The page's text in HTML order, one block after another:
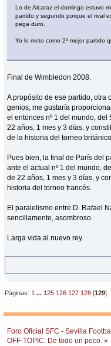
Lo de Alcaraz el domingo estuvo
partido y segundo porque el rival
pega duro.
Yo lo meto como 2º mejor partido
Final de Wimbledon 2008.
A propósito de ese partido, otra
genios, me gustaría
el entonces nº 1 del mundo, del
22 años, 1 mes y 3 días, y
de la historia del torneo
Pues bien, la final de París del
ante el actual nº 1 del mundo,
de 22 años, 1 mes y 3 días, y
historia del torneo francés.
El paralelismo entre D. Rafael
sencillamente, asombroso.
Larga vida al nuevo rey.
Páginas: 1 ... 125 126 127 128 [129
Foro Oficial SFC - Sevilla
OFF-TOPIC: De todo un poco. »